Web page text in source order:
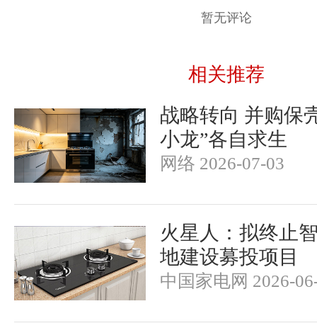
暂无评论
相关推荐
战略转向 并购保
小龙”各自求生
网络 2026-07-03
火星人：拟终止
地建设募投项目
中国家电网 2026-